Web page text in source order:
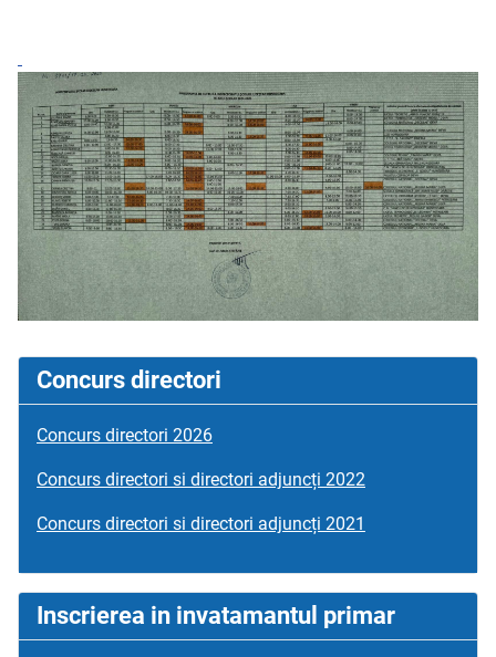
Concurs directori
Concurs directori 2026
Concurs directori si directori adjuncți 2022
Concurs directori si directori adjuncți 2021
Inscrierea in invatamantul primar